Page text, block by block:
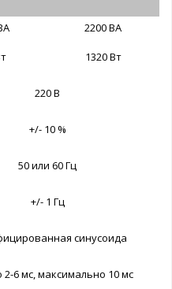
2200 ВА
1320 Вт
220 В
+/- 10 %
50 или 60 Гц
+/- 1 Гц
синусоида
6 мс, максимально 10 мс